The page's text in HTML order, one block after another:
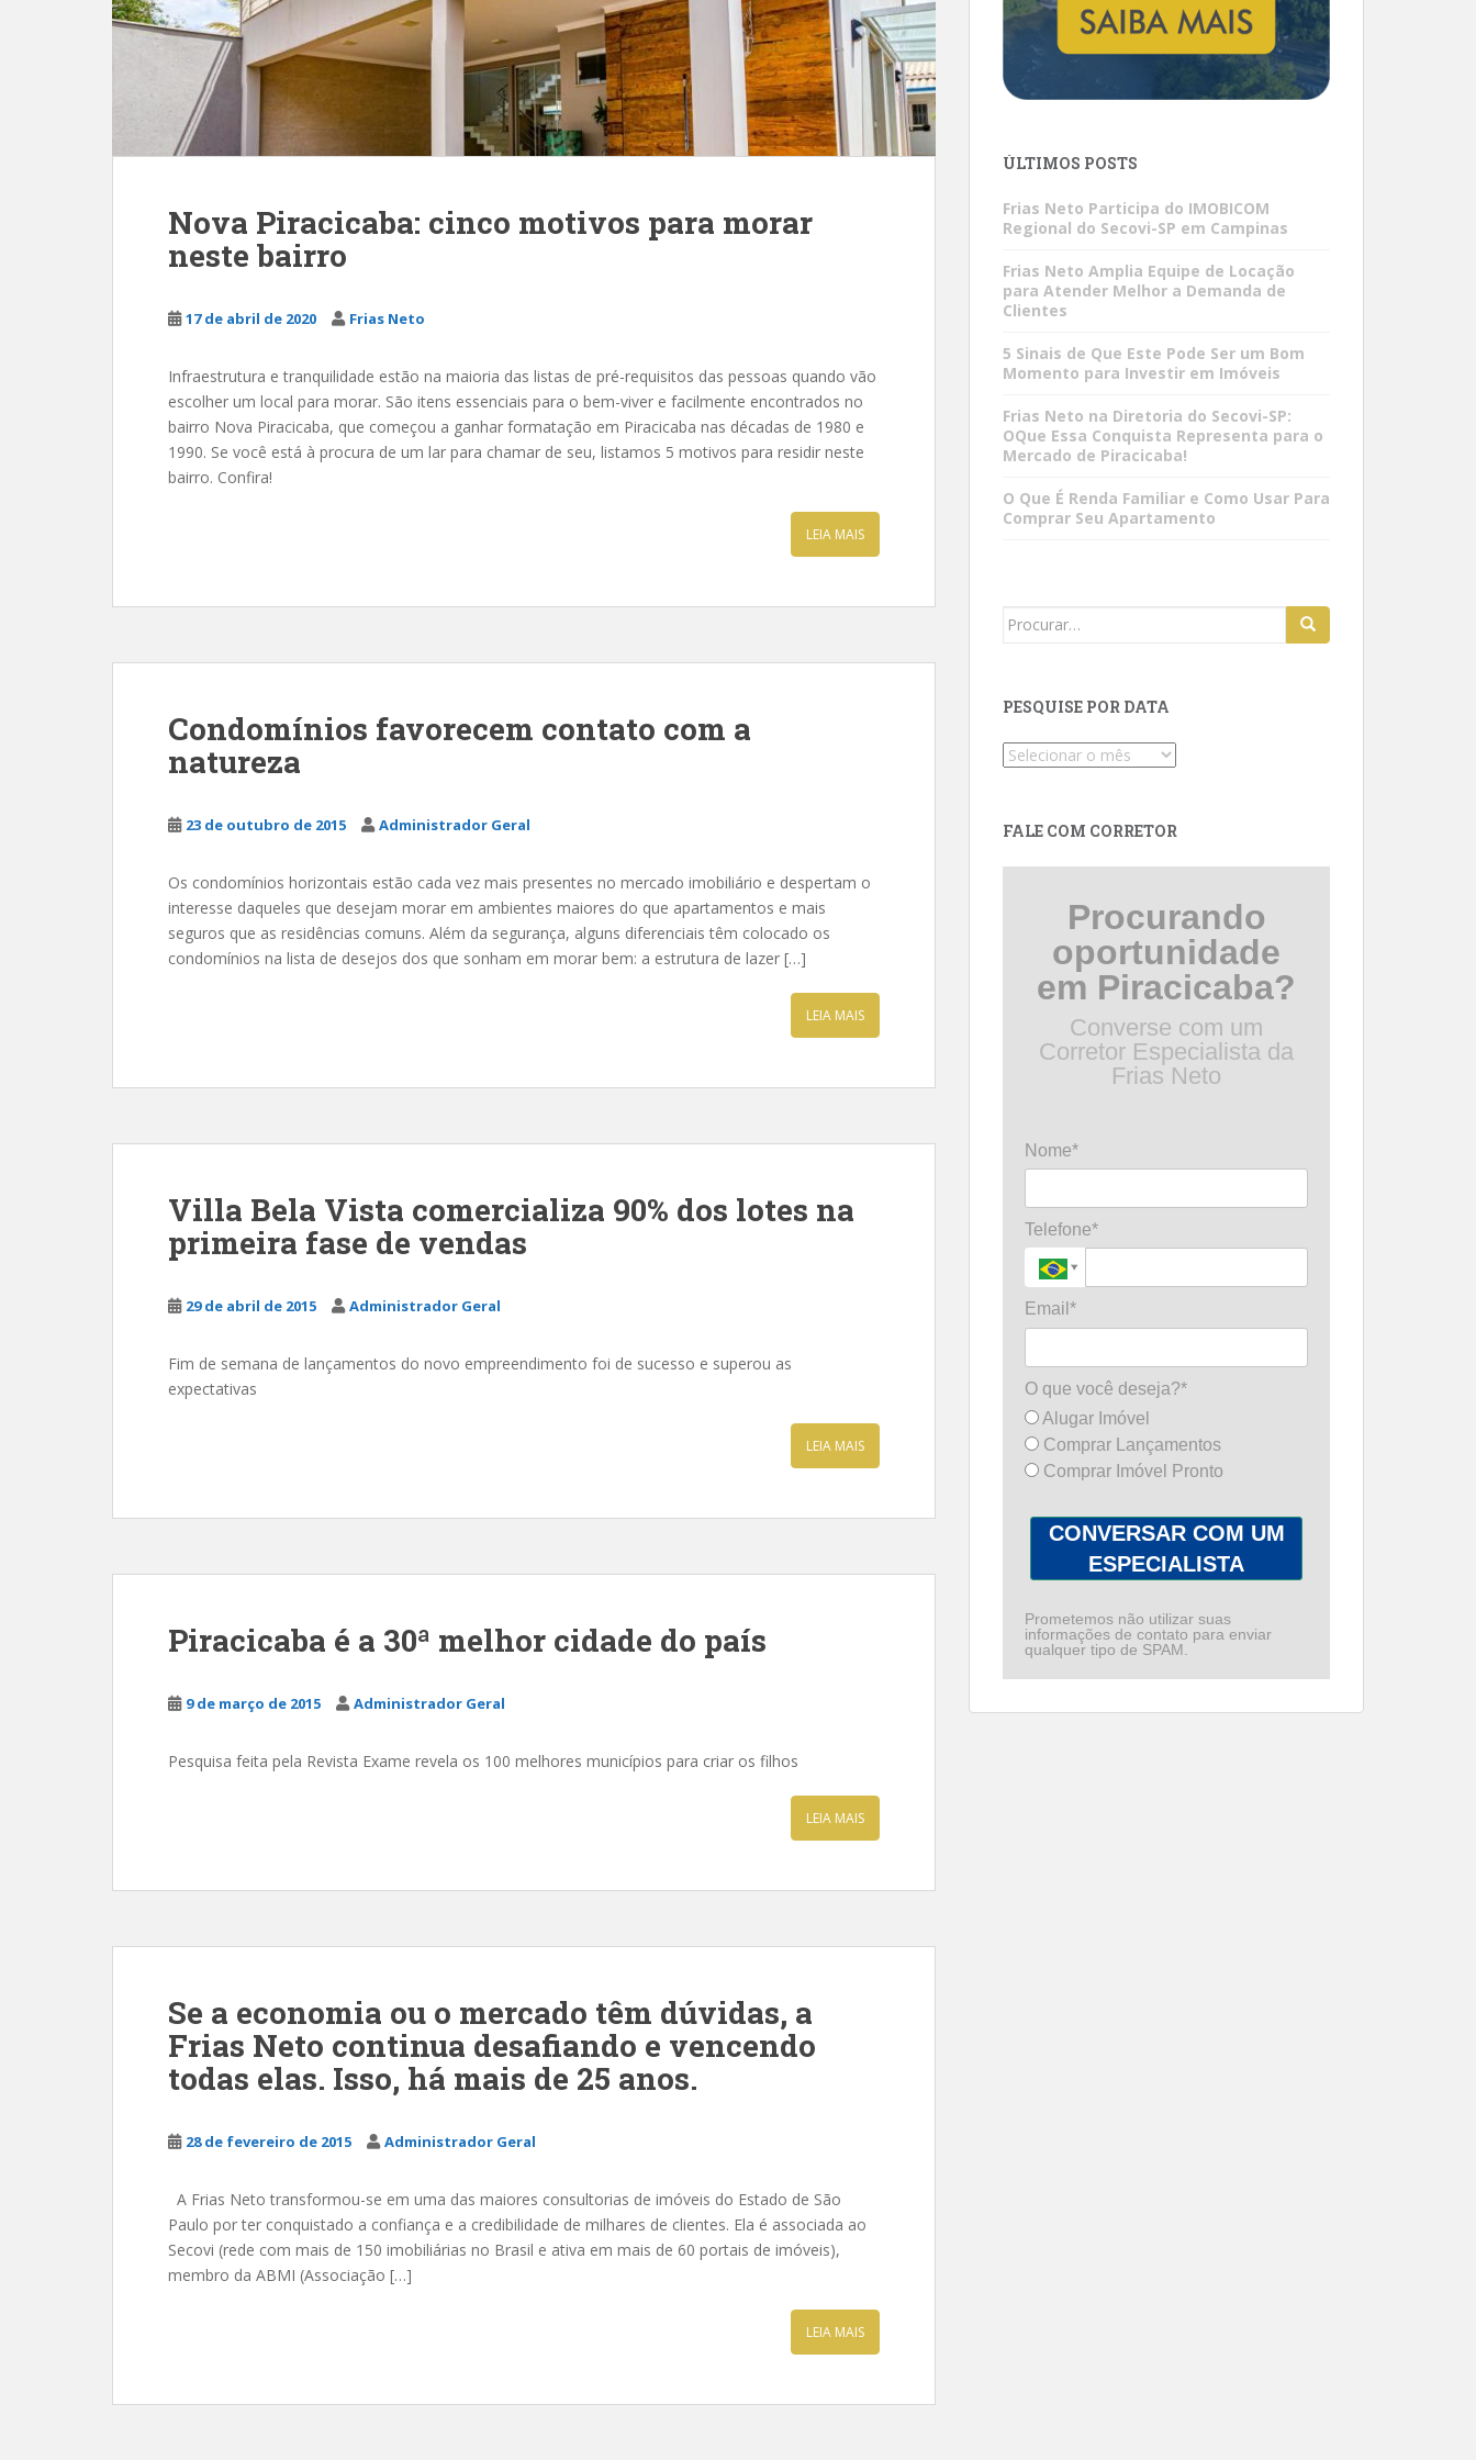
Nova Piracicaba: cinco motivos para morar
neste bairro
17 de abril de 2020 Frias Neto
Infraestrutura e tranquilidade estão na maioria das listas de pré-requisitos das pessoas quando vão
escolher um local para morar. São itens essenciais para o bem-viver e facilmente encontrados no
bairro Nova Piracicaba, que começou a ganhar formatação em Piracicaba nas décadas de 1980 e
1990. Se você está à procura de um lar para chamar de seu, listamos 5 motivos para residir neste
bairro. Confira!
LEIA MAIS
Condomínios favorecem contato com a
natureza
23 de outubro de 2015 Administrador Geral
Os condomínios horizontais estão cada vez mais presentes no mercado imobiliário e despertam o
interesse daqueles que desejam morar em ambientes maiores do que apartamentos e mais
seguros que as residências comuns. Além da segurança, alguns diferenciais têm colocado os
condomínios na lista de desejos dos que sonham em morar bem: a estrutura de lazer […]
LEIA MAIS
Villa Bela Vista comercializa 90% dos lotes na
primeira fase de vendas
29 de abril de 2015 Administrador Geral
Fim de semana de lançamentos do novo empreendimento foi de sucesso e superou as
expectativas
LEIA MAIS
Piracicaba é a 30ª melhor cidade do país
9 de março de 2015 Administrador Geral
Pesquisa feita pela Revista Exame revela os 100 melhores municípios para criar os filhos
LEIA MAIS
Se a economia ou o mercado têm dúvidas, a
Frias Neto continua desafiando e vencendo
todas elas. Isso, há mais de 25 anos.
28 de fevereiro de 2015 Administrador Geral
A Frias Neto transformou-se em uma das maiores consultorias de imóveis do Estado de São
Paulo por ter conquistado a confiança e a credibilidade de milhares de clientes. Ela é associada ao
Secovi (rede com mais de 150 imobiliárias no Brasil e ativa em mais de 60 portais de imóveis),
membro da ABMI (Associação […]
LEIA MAIS
ÚLTIMOS POSTS
Frias Neto Participa do IMOBICOM
Regional do Secovi-SP em Campinas
Frias Neto Amplia Equipe de Locação
para Atender Melhor a Demanda de
Clientes
5 Sinais de Que Este Pode Ser um Bom
Momento para Investir em Imóveis
Frias Neto na Diretoria do Secovi-SP:
OQue Essa Conquista Representa para o
Mercado de Piracicaba!
O Que É Renda Familiar e Como Usar Para
Comprar Seu Apartamento
Search
PESQUISE POR DATA
Pesquise
FALE COM CORRETOR
Procurando
oportunidade
em Piracicaba?
Converse com um
Corretor Especialista da
Frias Neto
Nome*
Telefone*
Email*
O que você deseja?*
Alugar Imóvel
Comprar Lançamentos
Comprar Imóvel Pronto
CONVERSAR COM UM
ESPECIALISTA
Prometemos não utilizar suas
informações de contato para enviar
qualquer tipo de SPAM.